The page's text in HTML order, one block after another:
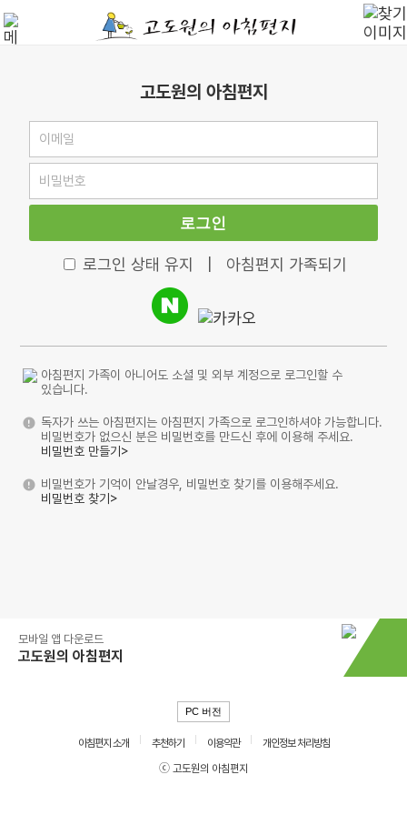
고도원의 아침편지
로그인
로그인 상태 유지 아침편지 가족되기
아침편지 가족이 아니어도 소셜 및 외부 계정으로 로그인할 수
있습니다.
독자가 쓰는 아침편지는 아침편지 가족으로 로그인하셔야 가능합니다.
비밀번호가 없으신 분은 비밀번호를 만드신 후에 이용해 주세요.
비밀번호 만들기>
비밀번호가 기억이 안날경우, 비밀번호 찾기를 이용해주세요.
비밀번호 찾기>
모바일 앱 다운로드
고도원의 아침편지
PC 버전
아침편지 소개 추천하기 이용약관
개인정보 처리방침
ⓒ 고도원의 아침편지